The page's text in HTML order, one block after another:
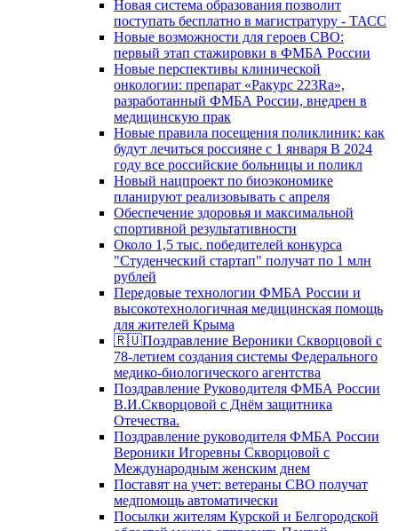
Новая система образования позволит
поступать бесплатно в магистратуру - ТАСС
Новые возможности для героев СВО:
первый этап стажировки в ФМБА России
Новые перспективы клинической
онкологии: препарат «Ракурс 223Ra»,
разработанный ФМБА России, внедрен в
медицинскую прак
Новые правила посещения поликлиник: как
будут лечиться россияне с 1 января В 2024
году все российские больницы и поликл
Новый нацпроект по биоэкономике
планируют реализовывать с апреля
Обеспечение здоровья и максимальной
спортивной результативности
Около 1,5 тыс. победителей конкурса
"Студенческий стартап" получат по 1 млн
рублей
Передовые технологии ФМБА России и
высокотехнологичная медицинская помощь
для жителей Крыма
🇷🇺Поздравление Вероники Скворцовой с
78-летием создания системы Федерального
медико-биологического агентства
Поздравление Руководителя ФМБА России
В.И.Скворцовой с Днём защитника
Отечества.
Поздравление руководителя ФМБА России
Вероники Игоревны Скворцовой с
Международным женским днем
Поставят на учет: ветераны СВО получат
медпомощь автоматически
Посылки жителям Курской и Белгородской